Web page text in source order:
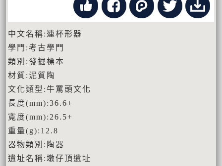
中文名稱:連杯形器
學門:考古學門
類別:發掘標本
材質:泥質陶
文化類型:牛罵頭文化
長度(mm):36.6+
寬度(mm):26.5+
重量(g):12.8
器物類別:陶器
遺址名稱:墩仔頂遺址